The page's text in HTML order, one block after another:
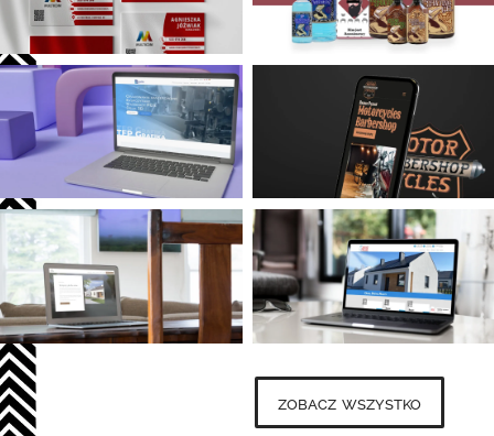
zobacz wszystko